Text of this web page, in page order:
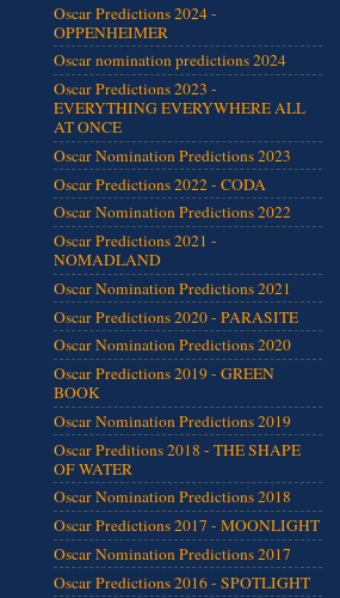
Oscar Predictions 2024 -
OPPENHEIMER
Oscar nomination predictions 2024
Oscar Predictions 2023 -
EVERYTHING EVERYWHERE ALL
AT ONCE
Oscar Nomination Predictions 2023
Oscar Predictions 2022 - CODA
Oscar Nomination Predictions 2022
Oscar Predictions 2021 -
NOMADLAND
Oscar Nomination Predictions 2021
Oscar Predictions 2020 - PARASITE
Oscar Nomination Predictions 2020
Oscar Predictions 2019 - GREEN
BOOK
Oscar Nomination Predictions 2019
Oscar Preditions 2018 - THE SHAPE
OF WATER
Oscar Nomination Predictions 2018
Oscar Predictions 2017 - MOONLIGHT
Oscar Nomination Predictions 2017
Oscar Predictions 2016 - SPOTLIGHT